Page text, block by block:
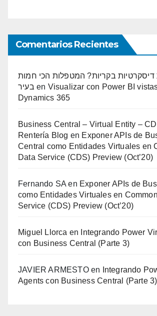
Comentarios Recientes
בקריות? המטפלות הכי חמות
בעיר en Visualizar con Power BI
Dynamics 365
Business Central – Virtual Entity –
Rentería Blog en Exponer APIs de
Central como Entidades Virtuales en
Data Service (CDS) Preview (Oct’20)
Fernando SA en Exponer APIs de
como Entidades Virtuales en
Service (CDS) Preview (Oct’20)
Miguel Llorca en
Integrando Power
con Business Central (Parte 3)
JAVIER ARMESTOen
Integrando
Agents con Business Central (Parte 3)